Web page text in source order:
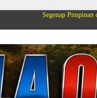
Segenap Pimpinan dan Keluarga